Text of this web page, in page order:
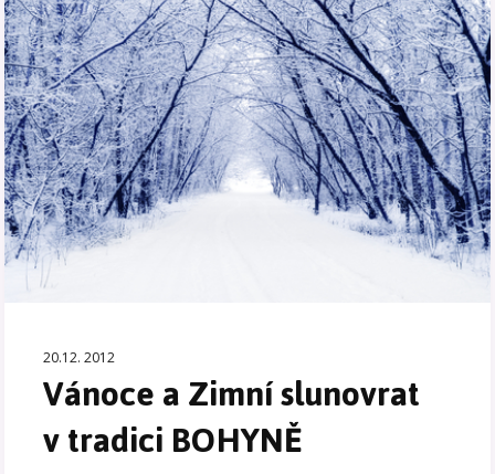
20.12. 2012
Vánoce a Zimní slunovrat
v tradici BOHYNĚ